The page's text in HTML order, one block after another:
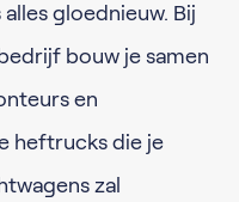
gloednieuw. Bij
bouw je samen
en
heftrucks die je
zal